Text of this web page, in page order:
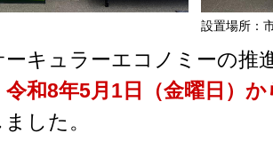
設置場所：
キュラーエコノミーの推
令和8年5月1日（金曜日）か
した。